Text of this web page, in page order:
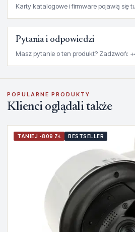
Karty katalogowe i firmware pojawią się
Pytania i odpowiedzi
Masz pytanie o ten produkt? Zadzwoń:
POPULARNE PRODUKTY
Klienci oglądali także
TANIEJ -809 ZŁ BESTSELLER